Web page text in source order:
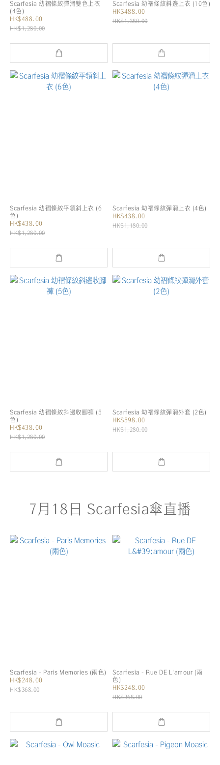
Scarfesia 幼褶條紋彈滑雙色上衣
(4色)
HK$488.00
HK$1,280.00
Scarfesia 幼褶條紋斜邊上衣 (10色)
HK$488.00
HK$1,380.00
Scarfesia 幼褶條紋平領斜上衣 (6
色)
HK$438.00
HK$1,280.00
Scarfesia 幼褶條紋彈滑上衣 (4色)
HK$438.00
HK$1,180.00
Scarfesia 幼褶條紋斜邊收腳褲 (5
色)
HK$438.00
HK$1,280.00
Scarfesia 幼褶條紋彈滑外套 (2色)
HK$598.00
HK$1,280.00
7月18日 Scarfesia傘直播
Scarfesia - Paris Memories (兩色)
HK$248.00
HK$368.00
Scarfesia - Rue DE L'amour (兩
色)
HK$248.00
HK$368.00